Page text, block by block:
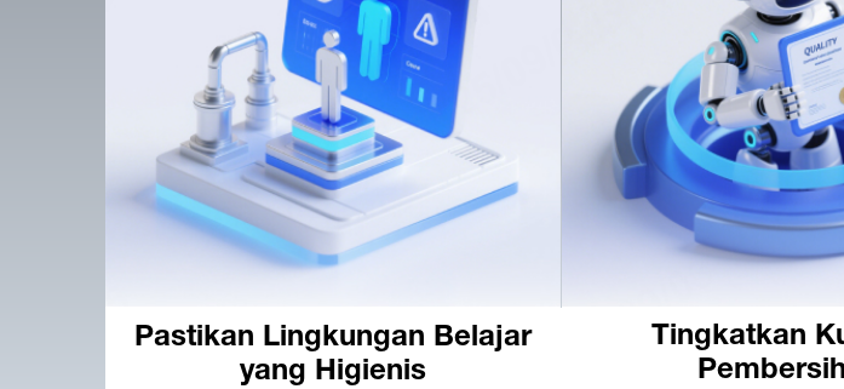
Pastikan Lingkungan Belajar
yang Higienis
Tingkatkan